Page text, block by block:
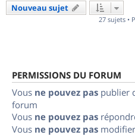
Nouveau sujet
27 sujets •
PERMISSIONS DU FORUM
Vous ne pouvez pas publier
forum
Vous ne pouvez pas
Vous ne pouvez pas